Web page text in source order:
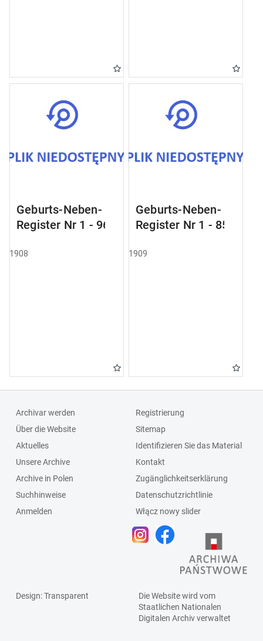
Geburts-Neben-
Register Nr 1 - 96
1908
Geburts-Neben-
Register Nr 1 - 85
1909
Archivar werden
Über die Website
Aktuelles
Unsere Archive
Archive in Polen
Suchhinweise
Anmelden
Registrierung
Sitemap
Identifizieren Sie das Material
Kontakt
Zugänglichkeitserklärung
Datenschutzrichtlinie
Włącz nowy slider
Design: Transparent
Die Website wird vom
Staatlichen Nationalen
Digitalen Archivverwaltet